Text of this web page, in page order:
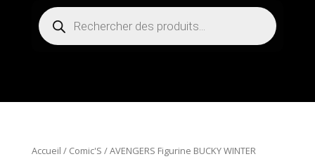
Recherche
de
produits
Accueil / Comic'S / AVENGERS Figurine BUCKY WINTER